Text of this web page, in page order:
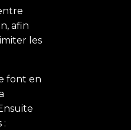
afin
les
font en
: